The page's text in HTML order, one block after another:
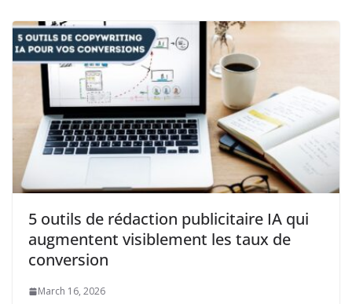
5 outils de rédaction publicitaire IA qui
augmentent visiblement les taux de
conversion
March 16, 2026